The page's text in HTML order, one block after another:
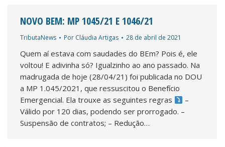
NOVO BEM: MP 1045/21 E 1046/21
TributaNews Por Cláudia Artigas 28 de abril de 2021
Quem aí estava com saudades do BEm? Pois é, ele
voltou! E adivinha só? Igualzinho ao ano passado. Na
madrugada de hoje (28/04/21) foi publicada no DOU
a MP 1.045/2021, que ressuscitou o Benefício
Emergencial. Ela trouxe as seguintes regras
–
Válido por 120 dias, podendo ser prorrogado. –
Suspensão de contratos; – Redução…